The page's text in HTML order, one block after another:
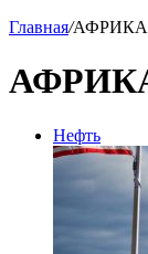
Главная/АФРИКА
Нефть